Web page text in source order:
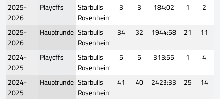
2025-
2026
Playoffs
Starbulls
Rosenheim
3 3 184:02 1 2
2025-
2026
Hauptrunde Starbulls
Rosenheim
34 32 1944:58 21 11
2024-
2025
Playoffs
Starbulls
Rosenheim
5 5 313:55 1 4
2024-
2025
Hauptrunde Starbulls
Rosenheim
41 40 2423:33 25 14